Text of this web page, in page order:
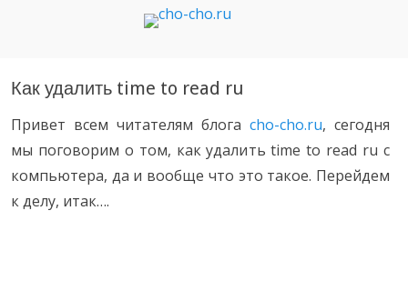
Чо?! Чо?!
Как удалить time to read ru
Привет всем читателям блога cho-cho.ru, сегодня
мы поговорим о том, как удалить time to read ru с
компьютера, да и вообще что это такое. Перейдем
к делу, итак….